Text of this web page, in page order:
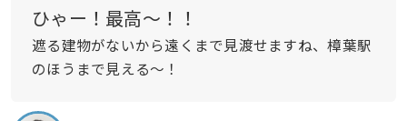
ひゃー！最高〜！！
遮る建物がないから遠くまで見渡せますね、樟葉駅
のほうまで見える〜！